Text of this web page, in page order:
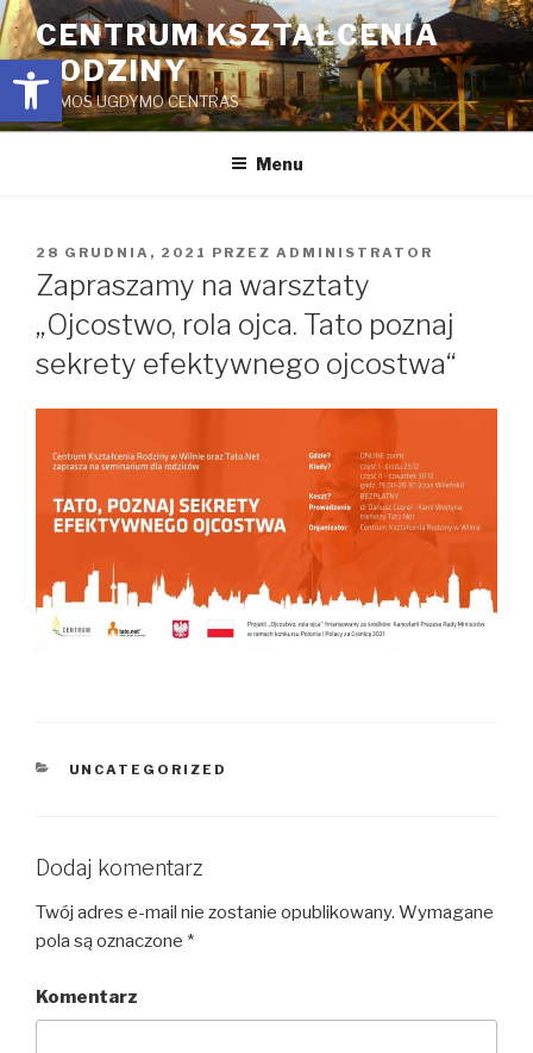
Open toolbar
Przejdź
do
treści
CENTRUM KSZTAŁCENIA
RODZINY
ŠEIMOS UGDYMO CENTRAS
Menu
OPUBLIKOWANE
W
28 GRUDNIA, 2021 PRZEZ ADMINISTRATOR
Zapraszamy na warsztaty
„Ojcostwo, rola ojca. Tato poznaj
sekrety efektywnego ojcostwa“
KATEGORIE
UNCATEGORIZED
Dodaj komentarz
Twój adres e-mail nie zostanie opublikowany. Wymagane
pola są oznaczone *
Komentarz